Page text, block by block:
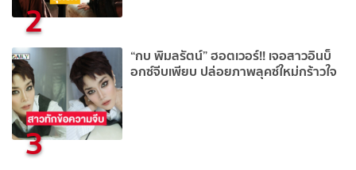
2
3
“กบ พิมลรัตน์” ฮอตเวอร์!! เจอสาวอินบ็
อกซ์จีบเพียบ ปล่อยภาพลุคซ์ใหม่กร้าวใจ